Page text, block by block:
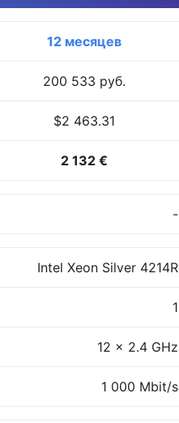
12 месяцев
200 533 руб.
$2 463.31
2 132 €
-
Intel Xeon Silver 4214R
1
12 x 2.4 GHz
1 000 Mbit/s